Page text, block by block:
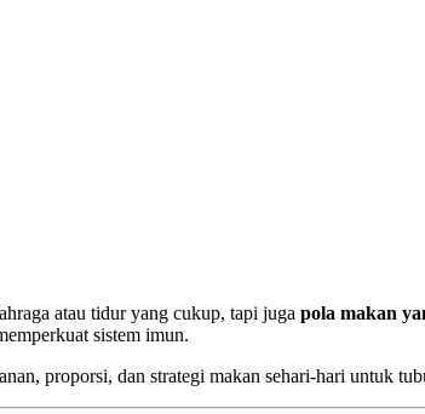
atau tidur yang cukup, tapi juga pola makan
sistem imun.
proporsi, dan strategi makan sehari-hari untuk